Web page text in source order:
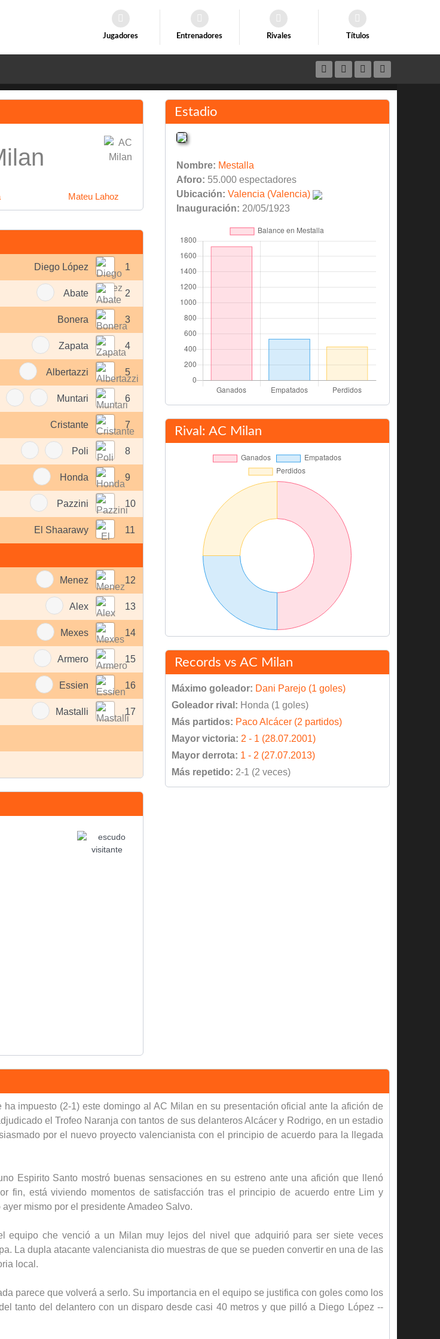
Jugadores Entrenadores Rivales Títulos
Mateu Lahoz
1
Diego López
2
Abate
3
Bonera
4
Zapata
5
Albertazzi
6
Muntari
7
Cristante
8
Poli
9
Honda
10
Pazzini
11
El Shaarawy
12
Menez
13
Alex
14
Mexes
15
Armero
16
Essien
17
Mastalli
Estadio
Nombre: Mestalla
Aforo: 55.000 espectadores
Ubicación: Valencia (Valencia)
Inauguración: 20/05/1923
Rival: AC Milan
Records vs AC Milan
Máximo goleador: Dani Parejo (1 goles)
Goleador rival: Honda (1 goles)
Más partidos: Paco Alcácer (2 partidos)
Mayor victoria: 2 - 1 (28.07.2001)
Mayor derrota: 1 - 2 (27.07.2013)
Más repetido: 2-1 (2 veces)
ha impuesto (2-1) este domingo al AC Milan en su presentación oficial ante la afición de
el Trofeo Naranja con tantos de sus delanteros Alcácer y Rodrigo, en un estadio
por el nuevo proyecto valencianista con el principio de acuerdo para la llegada
Espirito Santo mostró buenas sensaciones en su estreno ante una afición que llenó
fin, está viviendo momentos de satisfacción tras el principio de acuerdo entre Lim y
mismo por el presidente Amadeo Salvo.
equipo che venció a un Milan muy lejos del nivel que adquirió para ser siete veces
La dupla atacante valencianista dio muestras de que se pueden convertir en una de las
local.
parece que volverá a serlo. Su importancia en el equipo se justifica con goles como los
tanto del delantero con un disparo desde casi 40 metros y que pilló a Diego López --